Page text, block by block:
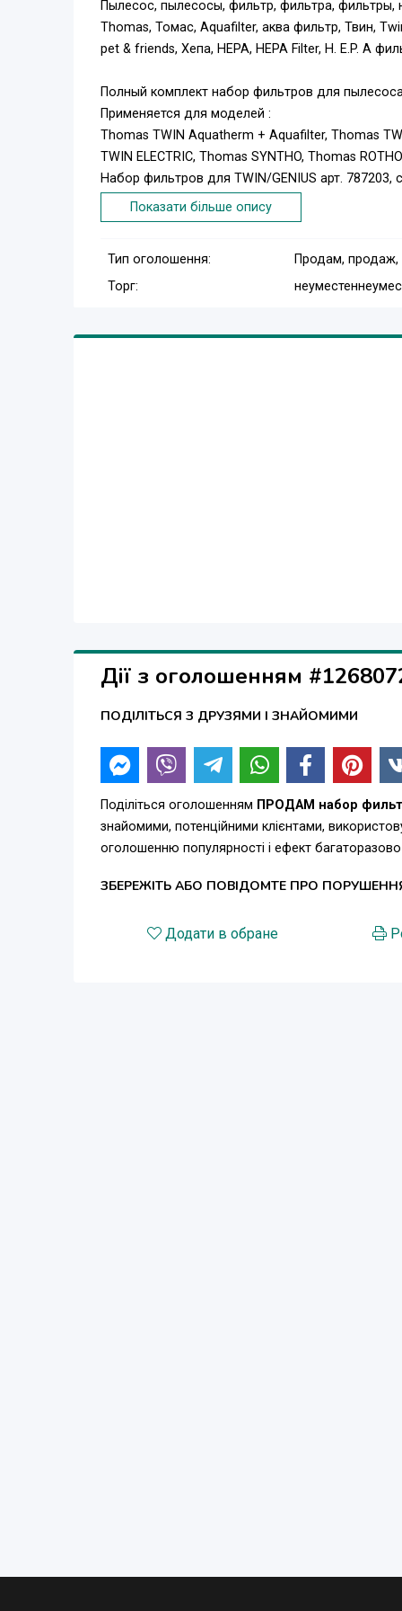
Пылесос, пылесосы, фильтр, фильтра, фильтры,
Thomas, Томас, Aquafilter, аква фильтр, Твин,
pet & friends, Хепа, НЕРА, HEPA Filter, H. E.P. A
Полный комплект набор фильтров для
Применяется для моделей :
Thomas TWIN Aquatherm + Aquafilter, Thomas
TWIN ELECTRIC, Thomas SYNTHO, Thomas
Набор фильтров для TWIN/GENIUS арт. 787203,
Фильтр – влагоотделитель арт. 195198,
фильтра арт. 787185, Микрофильтр МКА арт.
т. (096) 544-83-55, (093) 705-83-09, (066)335-87-
Сайт: http://thomasokis.com.ua/
Показати більше опису
Тип оголошення:
Продам,
Торг:
неуместен
Дії з оголошенням
ПОДІЛІТЬСЯ З ДРУЗЯМИ І ЗНАЙОМИМИ
Поділіться оголошенням ПРОДАМ набор
знайомими, потенційними клієнтами,
оголошенню популярності і ефект
ЗБЕРЕЖІТЬ АБО ПОВІДОМТЕ ПРО
Додати в обране